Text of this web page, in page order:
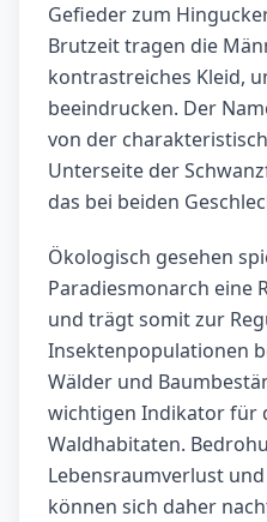
Gefieder zum
Brutzeit tragen die
kontrastreiches Kleid,
beeindrucken. Der
von der
Unterseite der
das bei beiden
Ökologisch gesehen
Paradiesmonarch eine
und trägt somit zur
Insektenpopulationen
Wälder und
wichtigen Indikator für
Waldhabitaten.
Lebensraumverlust
können sich daher